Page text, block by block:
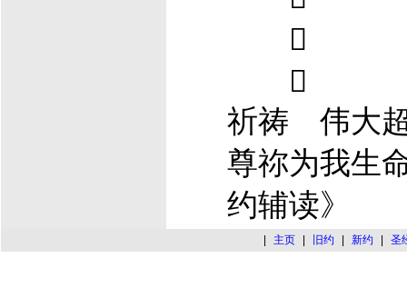


祈祷 伟大
尊祢为我生
约辅读》
| 主页 | 旧约 | 新约 | 圣